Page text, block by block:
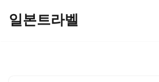
일본트라벨